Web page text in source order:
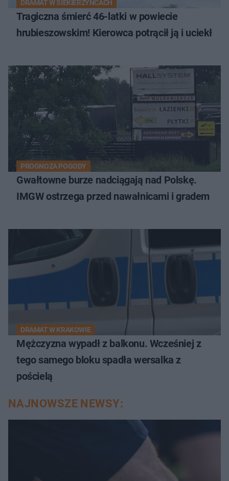
DRAMAT W SIEKIERZYŃCACH
Tragiczna śmierć 46-latki w powiecie
hrubieszowskim! Kierowca potrącił ją i uciekł
PROGNOZA POGODY
Gwałtowne burze nadciągają nad Polskę.
IMGW ostrzega przed nawałnicami i gradem
DRAMAT W KRAKOWIE
Mężczyzna wypadł z balkonu. Wcześniej z
tego samego bloku spadła wersalka z
pościelą
NAJNOWSZE NEWSY: